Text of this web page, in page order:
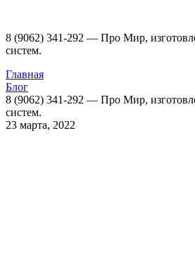
8 (9062) 341-292 — Про Мир,
систем.
Главная
Блог
8 (9062) 341-292 — Про Мир,
систем.
23 марта, 2022